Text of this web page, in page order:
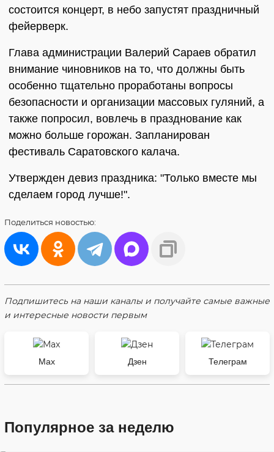
состоится концерт, в небо запустят праздничный
фейерверк.
Глава администрации Валерий Сараев обратил
внимание чиновников на то, что должны быть
особенно тщательно проработаны вопросы
безопасности и организации массовых гуляний, а
также попросил, вовлечь в празднование как
можно больше горожан. Запланирован
фестиваль Саратовского калача.
Утвержден девиз праздника: "Только вместе мы
сделаем город лучше!".
Поделиться новостью:
Подпишитесь на наши каналы и получайте самые важные
и интересные новости первым
Max Дзен Телеграм
Популярное за неделю